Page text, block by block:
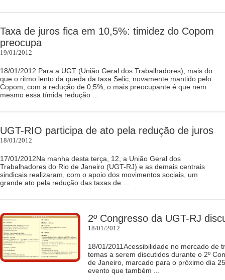
Taxa de juros fica em 10,5%: timidez do Copom
preocupa
19/01/2012
18/01/2012 Para a UGT (União Geral dos Trabalhadores), mais do
que o ritmo lento da queda da taxa Selic, novamente mantido pelo
Copom, com a redução de 0,5%, o mais preocupante é que nem
mesmo essa tímida redução ...
UGT-RIO participa de ato pela redução de juros
18/01/2012
17/01/2012Na manha desta terça, 12, a União Geral dos
Trabalhadores do Rio de Janeiro (UGT-RJ) e as demais centrais
sindicais realizaram, com o apoio dos movimentos sociais, um
grande ato pela redução das taxas de ...
2º Congresso da UGT-RJ
18/01/2012
18/01/2011Acessibilidade no mercado de
temas a serem discutidos durante o 2º
de Janeiro, marcado para o próximo dia
evento que também ...